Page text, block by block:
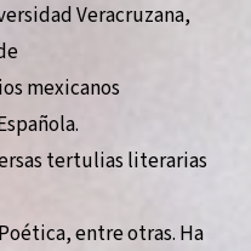
Veracruzana,
mexicanos
tertulias literarias
entre otras. Ha